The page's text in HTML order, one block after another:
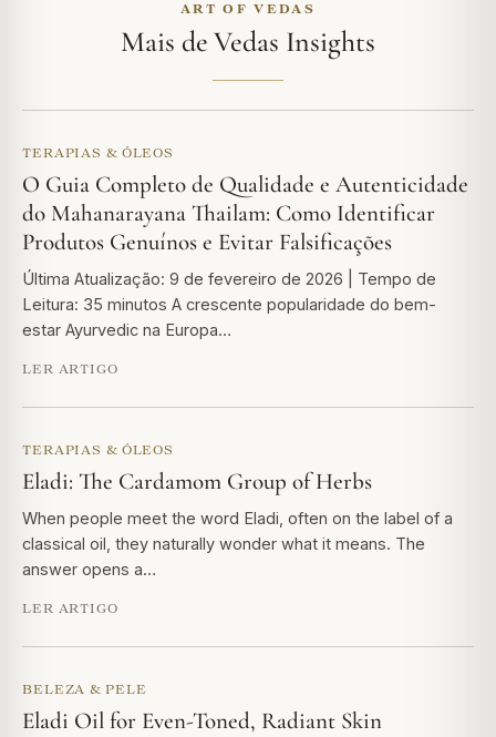
ART OF VEDAS
Mais de Vedas Insights
TERAPIAS & ÓLEOS
O Guia Completo de Qualidade e Autenticidade
do Mahanarayana Thailam: Como Identificar
Produtos Genuínos e Evitar Falsificações
Última Atualização: 9 de fevereiro de 2026 | Tempo de
Leitura: 35 minutos A crescente popularidade do bem-
estar Ayurvedic na Europa…
LER ARTIGO
TERAPIAS & ÓLEOS
Eladi: The Cardamom Group of Herbs
When people meet the word Eladi, often on the label of a
classical oil, they naturally wonder what it means. The
answer opens a…
LER ARTIGO
BELEZA & PELE
Eladi Oil for Even-Toned, Radiant Skin